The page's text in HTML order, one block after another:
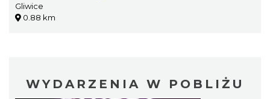
Gliwice
0.88 km
WYDARZENIA W POBLIŻU